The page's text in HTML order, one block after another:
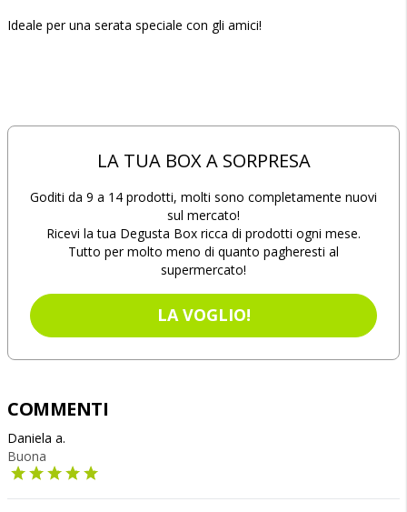
Ideale per una serata speciale con gli amici!
LA TUA BOX A SORPRESA
Goditi da 9 a 14 prodotti, molti sono completamente nuovi
sul mercato!
Ricevi la tua Degusta Box ricca di prodotti ogni mese.
Tutto per molto meno di quanto pagheresti al
supermercato!
LA VOGLIO!
COMMENTI
Daniela a.
Buona